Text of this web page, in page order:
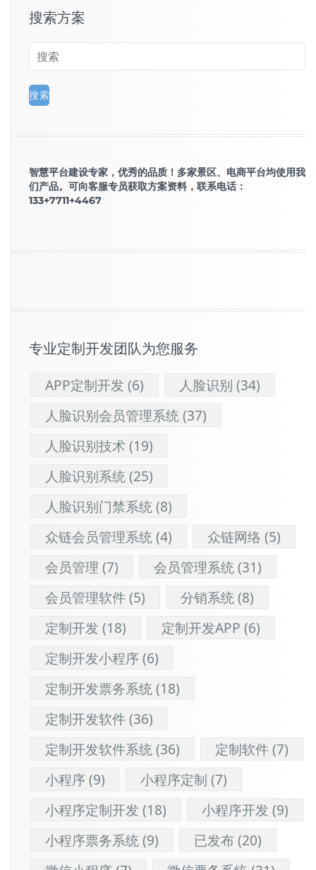
搜索方案
智慧平台建设专家，优秀的品质！多家景区、电商平台均使用我
们产品。可向客服专员获取方案资料，联系电话：
133+7711+4467
专业定制开发团队为您服务
APP定制开发 (6) 人脸识别 (34)
人脸识别会员管理系统(37)
人脸识别技术(19)
人脸识别系统(25)
人脸识别门禁系统(8)
众链会员管理系统(4) 众链网络 (5)
会员管理 (7) 会员管理系统(31)
会员管理软件(5) 分销系统(8)
定制开发 (18) 定制开发APP (6)
定制开发小程序(6)
定制开发票务系统(18)
定制开发软件(36)
定制开发软件系统(36) 定制软件(7)
小程序(9) 小程序定制 (7)
小程序定制开发 (18) 小程序开发 (9)
小程序票务系统(9) 已发布(20)